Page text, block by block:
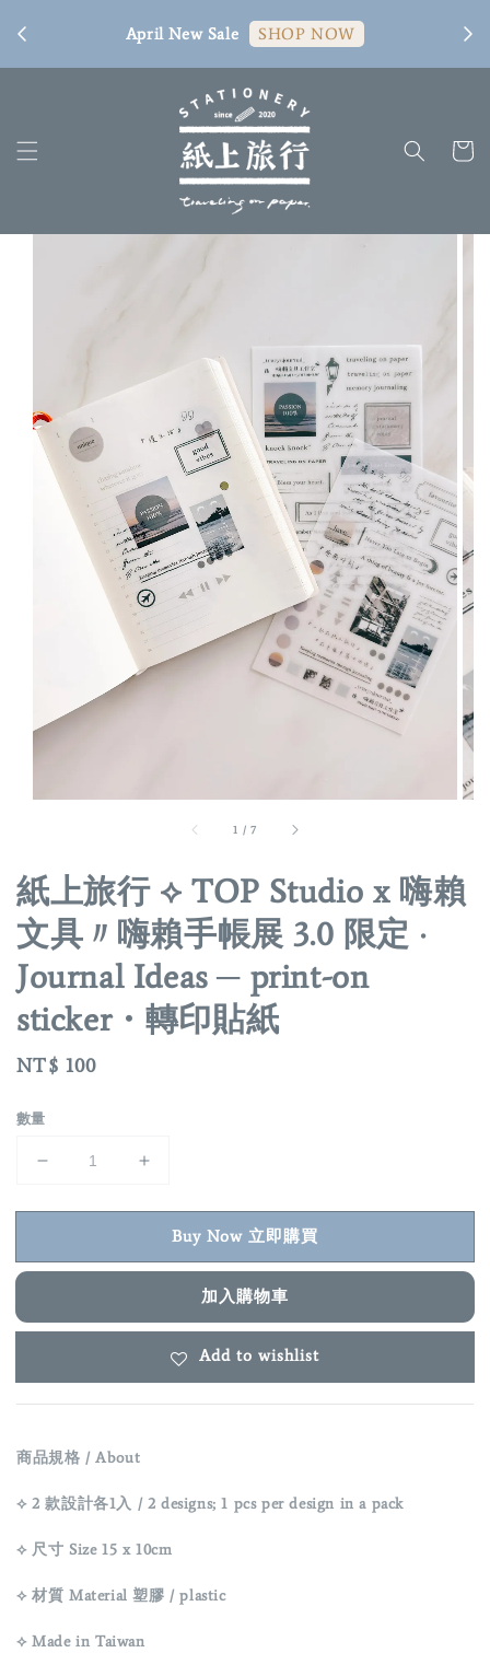
April New Sale SHOP NOW
1 /7
紙上旅行 ⟡ TOP Studio x 嗨賴
文具〃嗨賴手帳展 3.0 限定 ·
Journal Ideas ─ print-on
sticker・轉印貼紙
Regular
NT$ 100
數量
Buy Now 立即購買
加入購物車
Add to wishlist
商品規格 / About
⟡ 2 款設計各1入 / 2 designs; 1 pcs per design in a pack
⟡ 尺寸 Size 15 x 10cm
⟡ 材質 Material 塑膠 / plastic
⟡ Made in Taiwan